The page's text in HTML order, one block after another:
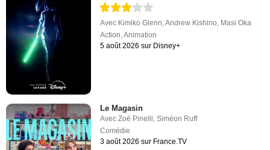
Avec Kimiko Glenn ,Andrew Kishino Masi Oka
Action ,Animation
5 août 2026 sur Disney+
Le Magasin
AvecZoé Pinelli,Siméon Ruff
Comédie
3 août 2026 sur France.TV